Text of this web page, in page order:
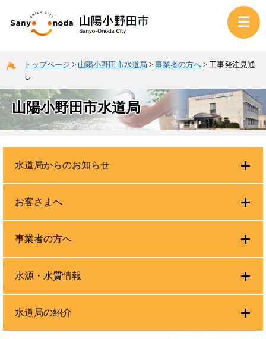
トップページ > 山陽小野田市水道局 > 事業者の方へ > 工事発注見通
し
山陽小野田市水道局
水道局からのお知らせ
お客さまへ
事業者の方へ
水源・水質情報
水道局の紹介